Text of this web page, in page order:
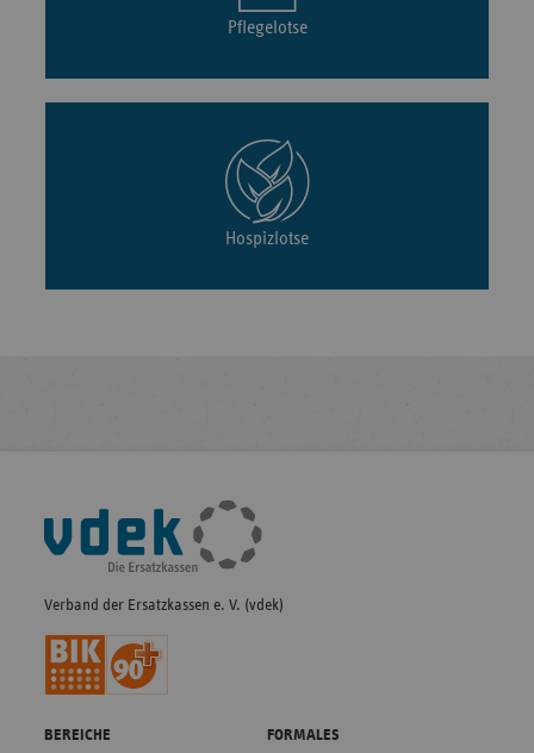
Pflegelotse
Hospizlotse
Fußleisten-
Navigation
Verband der Ersatzkassen e. V. (vdek)
BEREICHE FORMALES